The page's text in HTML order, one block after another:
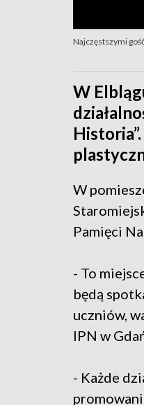
Najczęstszymi
W
W
Pamięci
- To
będą
uczniów,
IPN w
- Każde